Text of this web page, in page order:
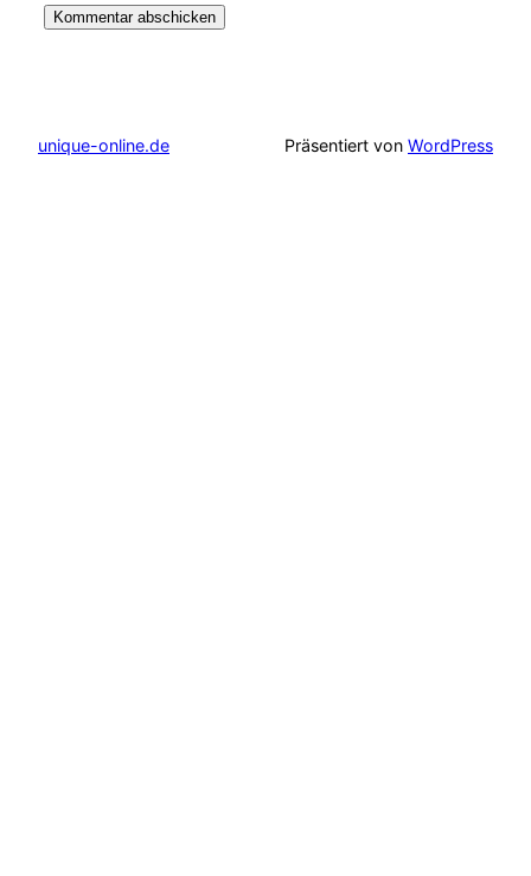
unique-online.de Präsentiert von WordPress